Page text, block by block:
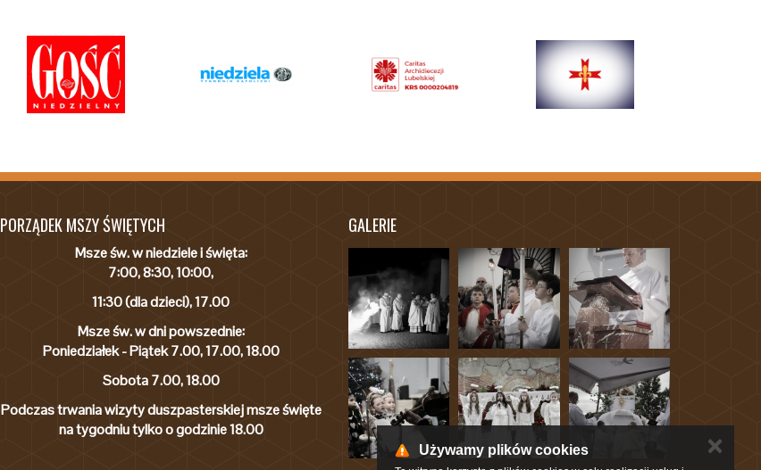
PORZĄDEK MSZY ŚWIĘTYCH
Msze św. w niedziele i święta:
7:00, 8:30, 10:00,
11:30 (dla dzieci), 17.00
Msze św. w dni powszednie:
Poniedziałek - Piątek 7.00, 17.00, 18.00
Sobota 7.00, 18.00
Podczas trwania wizyty duszpasterskiej msze święte
na tygodniu tylko o godzinie 18.00
GALERIE
Używamy plików cookies ✕